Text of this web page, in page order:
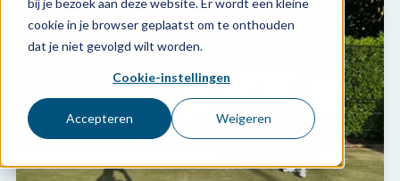
cookie in je browser geplaatst om te onthouden
dat je niet gevolgd wilt worden.
Cookie-instellingen
Accepteren Weigeren
0318 - 544 044
Contact